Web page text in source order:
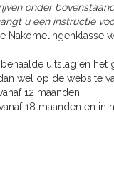
onder
u een instructie
Nakomelingenklasse
uitslag en het
wel op de website
12 maanden.
18 maanden en in